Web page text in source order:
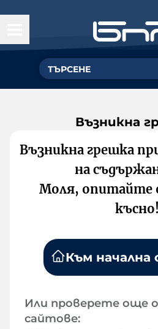
Възникна
Възникна грешка
на
Моля, опитайте
късно!
Към начална
Или проверете още
сайтове: